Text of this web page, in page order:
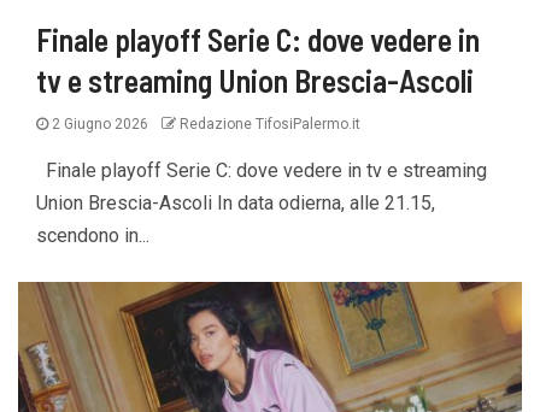
Finale playoff Serie C: dove vedere in
tv e streaming Union Brescia-Ascoli
2 Giugno 2026 Redazione TifosiPalermo.it
Finale playoff Serie C: dove vedere in tv e streaming
Union Brescia-Ascoli In data odierna, alle 21.15,
scendono in...